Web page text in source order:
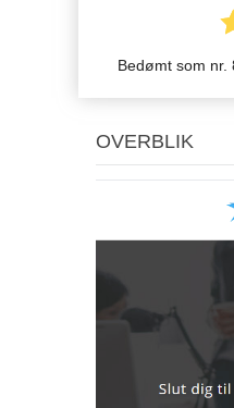
Bedømt som nr.
OVERBLIK